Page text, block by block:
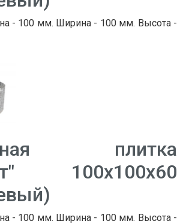
- 100 мм. Ширина - 100 мм. Высота -
плитка
100х100х60
- 100 мм. Ширина - 100 мм. Высота -